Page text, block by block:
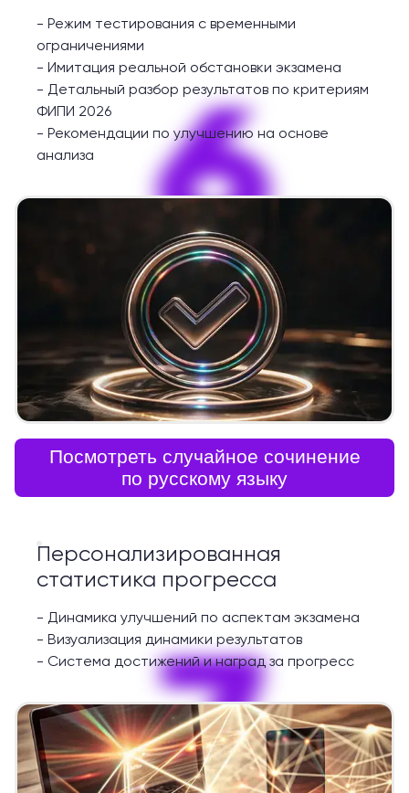
6
- Режим тестирования с временными
ограничениями
- Имитация реальной обстановки экзамена
- Детальный разбор результатов по критериям
ФИПИ 2026
- Рекомендации по улучшению на основе
анализа
Посмотреть случайное сочинение
по русскому языку
7
Персонализированная
статистика прогресса
- Динамика улучшений по аспектам экзамена
- Визуализация динамики результатов
- Система достижений и наград за прогресс